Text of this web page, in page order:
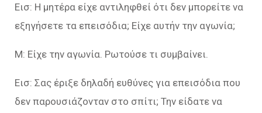
Εισ: Η μητέρα είχε αντιληφθεί ότι δεν μπορείτε να
εξηγήσετε τα επεισόδια; Είχε αυτήν την αγωνία;
Μ: Είχε την αγωνία. Ρωτούσε τι συμβαίνει.
Εισ: Σας έριξε δηλαδή ευθύνες για επεισόδια που
δεν παρουσιάζονταν στο σπίτι; Την είδατε να